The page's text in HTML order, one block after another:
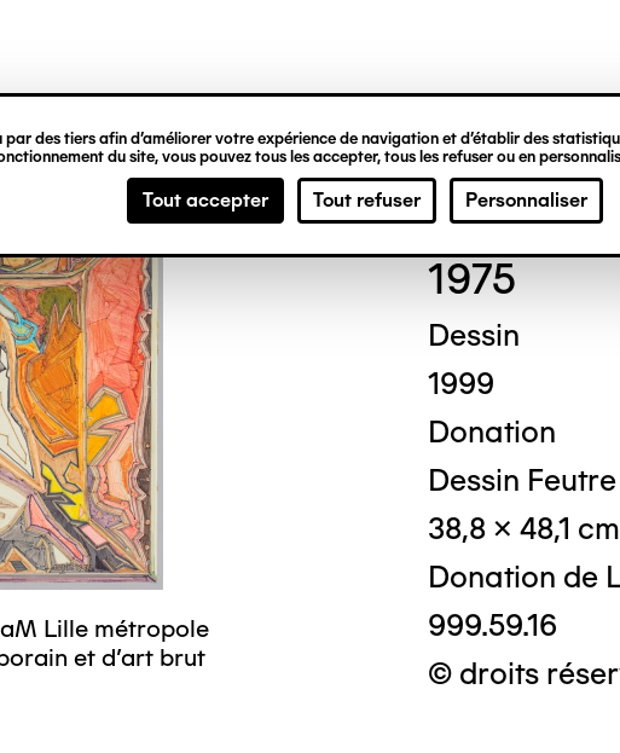
des tiers afin d’améliorer votre expérience de navigation et d’établir des
du site, vous pouvez tous les accepter, tous les refuser ou en
Tout accepter Tout refuser Personnaliser
Lille métropole
et d’art brut
Jules
1975
Dessin
1999
Donation
Dessin
38,8 x 48,1 cm
Donation de
999.59.16
© droits